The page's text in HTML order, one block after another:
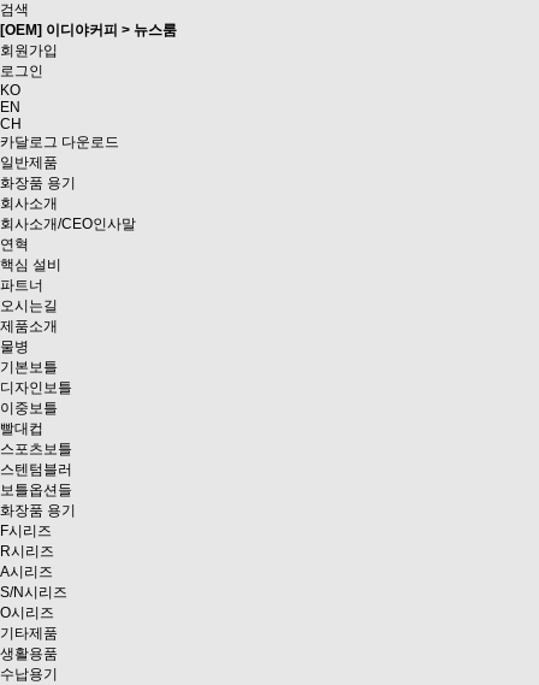
검색
[OEM] 이디야커피 > 뉴스룸
회원가입
로그인
KO
EN
CH
카달로그 다운로드
일반제품
화장품 용기
회사소개
회사소개/CEO인사말
연혁
핵심 설비
파트너
오시는길
제품소개
물병
기본보틀
디자인보틀
이중보틀
빨대컵
스포츠보틀
스텐텀블러
보틀옵션들
화장품 용기
F시리즈
R시리즈
A시리즈
S/N시리즈
O시리즈
기타제품
생활용품
수납용기